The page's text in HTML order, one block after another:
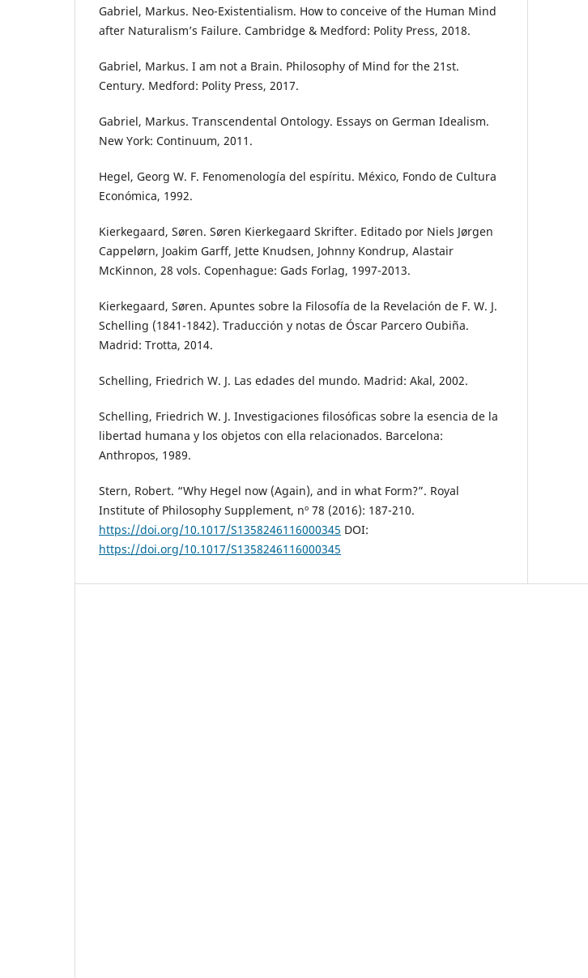
Gabriel, Markus. Neo-Existentialism. How to conceive of the Human Mind
after Naturalism’s Failure. Cambridge & Medford: Polity Press, 2018.
Gabriel, Markus. I am not a Brain. Philosophy of Mind for the 21st.
Century. Medford: Polity Press, 2017.
Gabriel, Markus. Transcendental Ontology. Essays on German Idealism.
New York: Continuum, 2011.
Hegel, Georg W. F. Fenomenología del espíritu. México, Fondo de Cultura
Económica, 1992.
Kierkegaard, Søren. Søren Kierkegaard Skrifter. Editado por Niels Jørgen
Cappelørn, Joakim Garff, Jette Knudsen, Johnny Kondrup, Alastair
McKinnon, 28 vols. Copenhague: Gads Forlag, 1997-2013.
Kierkegaard, Søren. Apuntes sobre la Filosofía de la Revelación de F. W. J.
Schelling (1841-1842). Traducción y notas de Óscar Parcero Oubiña.
Madrid: Trotta, 2014.
Schelling, Friedrich W. J. Las edades del mundo. Madrid: Akal, 2002.
Schelling, Friedrich W. J. Investigaciones filosóficas sobre la esencia de la
libertad humana y los objetos con ella relacionados. Barcelona:
Anthropos, 1989.
Stern, Robert. “Why Hegel now (Again), and in what Form?”. Royal
Institute of Philosophy Supplement, nº 78 (2016): 187-210.
https://doi.org/10.1017/S1358246116000345 DOI:
https://doi.org/10.1017/S1358246116000345